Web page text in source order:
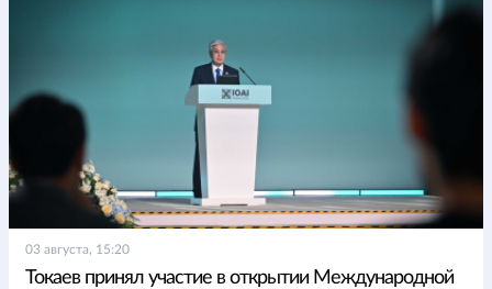
03 августа, 15:20
Токаев принял участие в открытии Международной